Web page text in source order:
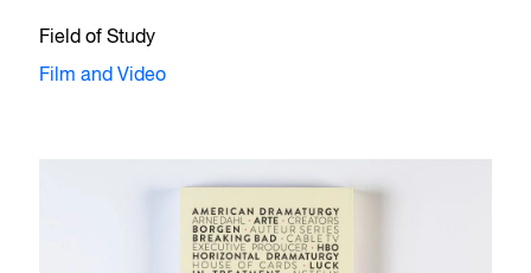
Field of Study
Film and Video